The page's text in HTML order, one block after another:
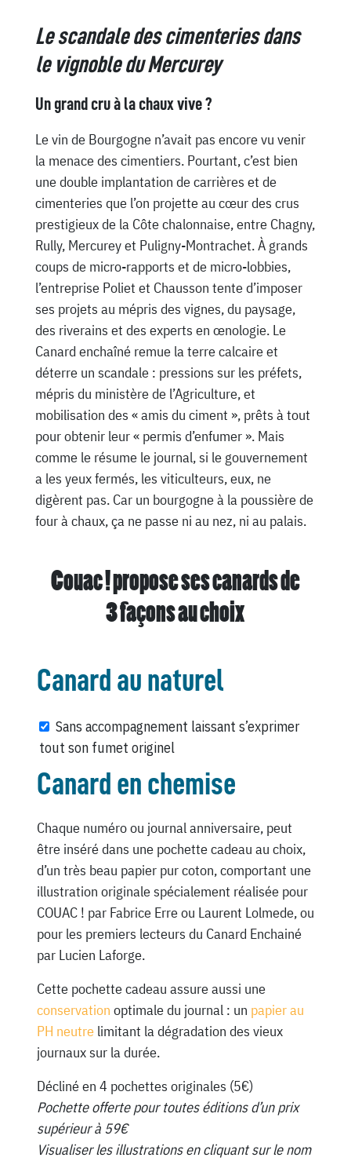
Le scandale des cimenteries dans
le vignoble du Mercurey
Un grand cru à la chaux vive ?
Le vin de Bourgogne n’avait pas encore vu venir
la menace des cimentiers. Pourtant, c’est bien
une double implantation de carrières et de
cimenteries que l’on projette au cœur des crus
prestigieux de la Côte chalonnaise, entre Chagny,
Rully, Mercurey et Puligny-Montrachet. À grands
coups de micro-rapports et de micro-lobbies,
l’entreprise Poliet et Chausson tente d’imposer
ses projets au mépris des vignes, du paysage,
des riverains et des experts en œnologie. Le
Canard enchaîné remue la terre calcaire et
déterre un scandale : pressions sur les préfets,
mépris du ministère de l’Agriculture, et
mobilisation des « amis du ciment », prêts à tout
pour obtenir leur « permis d’enfumer ». Mais
comme le résume le journal, si le gouvernement
a les yeux fermés, les viticulteurs, eux, ne
digèrent pas. Car un bourgogne à la poussière de
four à chaux, ça ne passe ni au nez, ni au palais.
Couac ! propose ses canards de
3 façons au choix
Canard au naturel
Sans accompagnement laissant s’exprimer
tout son fumet originel
Canard en chemise
Chaque numéro ou journal anniversaire, peut
être inséré dans une pochette cadeau au choix,
d’un très beau papier pur coton, comportant une
illustration originale spécialement réalisée pour
COUAC ! par Fabrice Erre ou Laurent Lolmede, ou
pour les premiers lecteurs du Canard Enchainé
par Lucien Laforge.
Cette pochette cadeau assure aussi une
conservation optimale du journal : un papier au
PH neutrelimitant la dégradation des vieux
journaux sur la durée.
Décliné en 4 pochettes originales (5€)
Pochette offerte pour toutes éditions d’un prix
supérieur à 59€
Visualiser les illustrations en cliquant sur le nom